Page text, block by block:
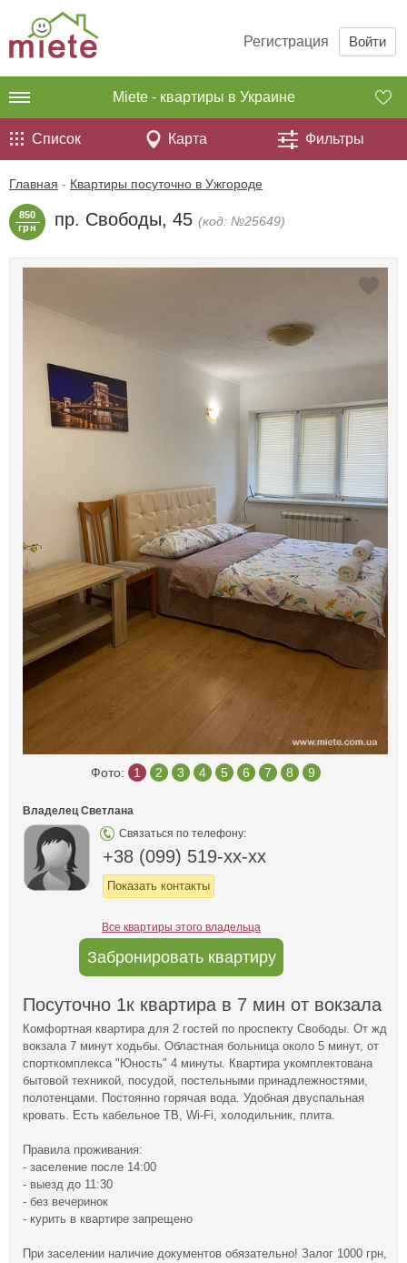
Регистрация Войти
Miete - квартиры в Украине
Список Карта Фильтры
Главная - Квартиры посуточно в Ужгороде
850
грн
пр. Свободы, 45 (код: №25649)
Фото: 1 2 3 4 5 6 7 8 9
Владелец Светлана
Связаться по телефону:
+38 (099) 519-xx-xx
Показать контакты
Все квартиры этого владельца
Забронировать квартиру
Посуточно 1к квартира в 7 мин от вокзала
Комфортная квартира для 2 гостей по проспекту Свободы. От жд
вокзала 7 минут ходьбы. Областная больница около 5 минут, от
спорткомплекса "Юность" 4 минуты. Квартира укомплектована
бытовой техникой, посудой, постельными принадлежностями,
полотенцами. Постоянно горячая вода. Удобная двуспальная
кровать. Есть кабельное ТВ, Wi-Fi, холодильник, плита.
Правила проживания:
- заселение после 14:00
- выезд до 11:30
- без вечеринок
- курить в квартире запрещено
При заселении наличие документов обязательно! Залог 1000 грн,